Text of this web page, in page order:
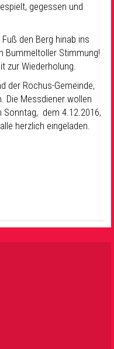
gegessen und
den Berg hinab ins
Bummeltoller Stimmung!
zur Wiederholung.
der Rochus-Gemeinde,
Die Messdiener wollen
dem 4.12.2016,
herzlich eingeladen.